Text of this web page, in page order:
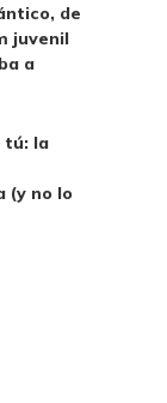
de
juvenil
a
tú: la
(y no lo